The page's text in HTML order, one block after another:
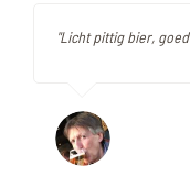
"Licht pittig bier,